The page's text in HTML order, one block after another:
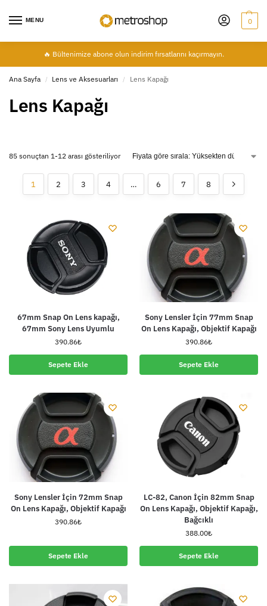
MENU 0
🔥 Bültenimize abone olun indirim fırsatlarını kaçırmayın.
Ana Sayfa / Lens ve Aksesuarları / Lens Kapağı
Lens Kapağı
85 sonuçtan 1-12 arası gösteriliyor
1 2 3 4 … 6 7 8
67mm Snap On Lens kapağı,
67mm Sony Lens Uyumlu
390.86₺
Sepete Ekle
Sony Lensler İçin 77mm Snap
On Lens Kapağı, Objektif Kapağı
390.86₺
Sepete Ekle
Sony Lensler İçin 72mm Snap
On Lens Kapağı, Objektif Kapağı
390.86₺
Sepete Ekle
LC-82, Canon İçin 82mm Snap
On Lens Kapağı, Objektif Kapağı,
Bağcıklı
388.00₺
Sepete Ekle